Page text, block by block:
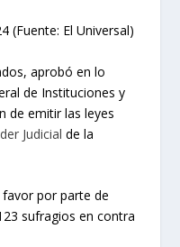
(Fuente: El Universal)
aprobó en lo
de Instituciones y
de emitir las leyes
Judicial de la
por parte de
sufragios en contra